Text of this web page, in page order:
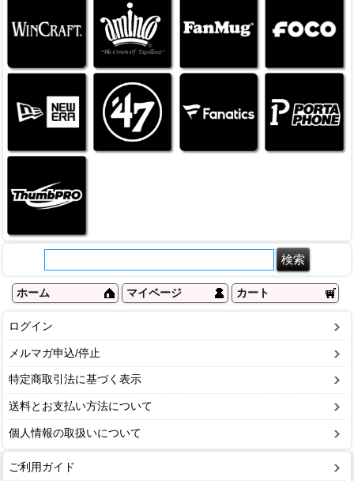
ホーム マイページ カート
ログイン
メルマガ申込/停止
特定商取引法に基づく表示
送料とお支払い方法について
個人情報の取扱いについて
ご利用ガイド